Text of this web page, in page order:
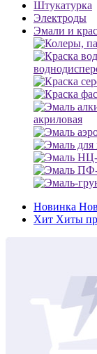
Штукатурка
Электроды
Эмали и
акриловая
Новинка
Хит Хиты